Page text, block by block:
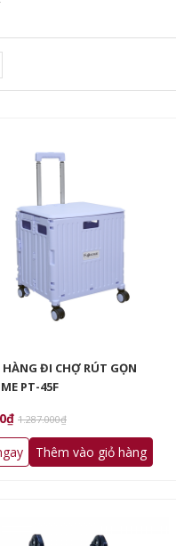
HÀNG ĐI CHỢ RÚT GỌN
PT-45F
1.287.000₫
Thêm vào giỏ hàng